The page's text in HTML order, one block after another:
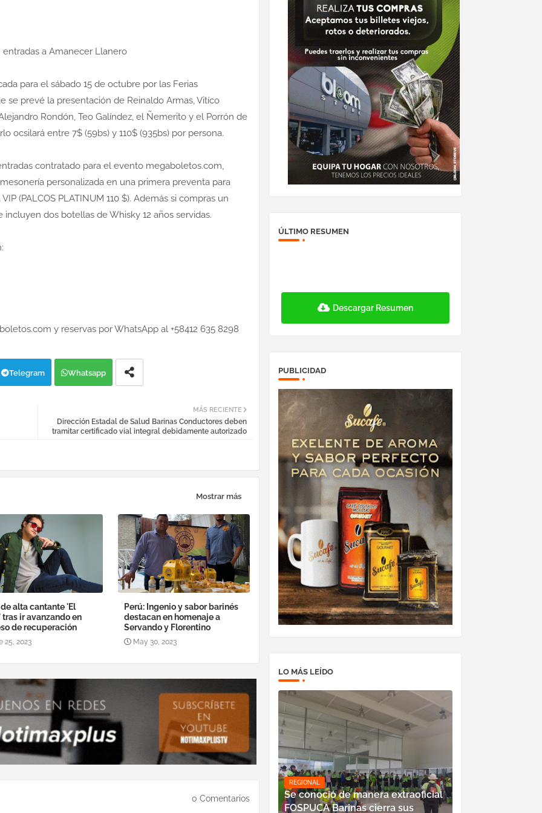
entradas a Amanecer Llanero
para el sábado 15 de octubre por las Ferias
se prevé la presentación de Reinaldo Armas, Vitíco
Rondón, Teo Galíndez, el Ñemerito y el Porrón de
ocsilará entre 7$ (59bs) y 110$ (935bs) por persona.
contratado para el evento megaboletos.com,
personalizada en una primera preventa para
(PALCOS PLATINUM 110 $). Además si compras un
incluyen dos botellas de Whisky 12 años servidas.
y reservas por WhatsApp al +58412 635 8298
Telegram Whatsapp
MÁS RECIENTE
Dirección Estadal de Salud Barinas Conductores deben
tramitar certificado vial integral debidamente autorizado
Mostrar más
alta cantante 'El
ir avanzando en
de recuperación
25, 2023
Perú: Ingenio y sabor barinés
destacan en homenaje a
Servando y Florentino
May 30, 2023
0 Comentarios
ÚLTIMO RESUMEN
Descargar Resumen
PUBLICIDAD
LO MÁS LEÍDO
REGIONAL
Se conoció de manera extraoficial
FOSPUCA Barinas cierra sus